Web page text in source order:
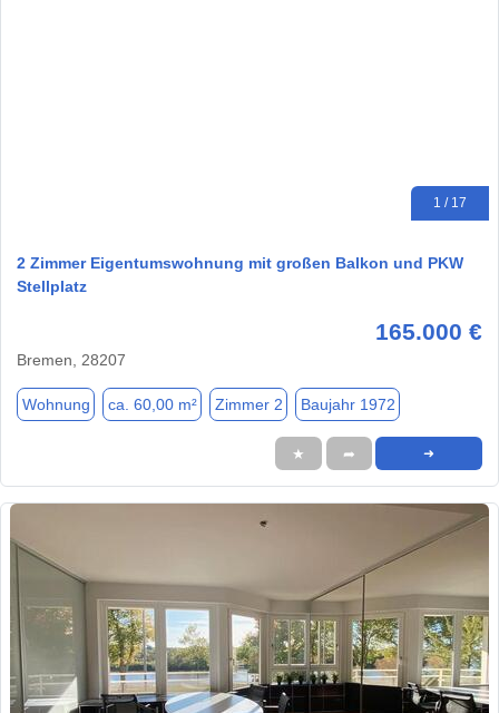
1 / 17
2 Zimmer Eigentumswohnung mit großen Balkon und PKW
Stellplatz
165.000 €
Bremen, 28207
Wohnung ca. 60,00 m² Zimmer 2 Baujahr 1972
★ ➦ ➜